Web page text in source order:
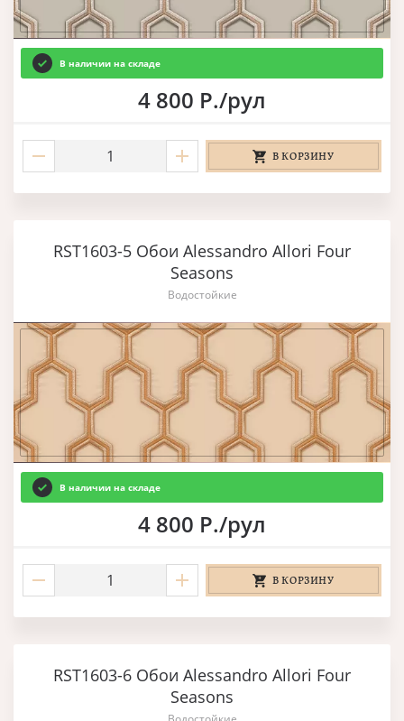
В наличии на складе
4 800 Р./рул
В КОРЗИНУ
RST1603-5 Обои Alessandro Allori Four
Seasons
Водостойкие
В наличии на складе
4 800 Р./рул
В КОРЗИНУ
RST1603-6 Обои Alessandro Allori Four
Seasons